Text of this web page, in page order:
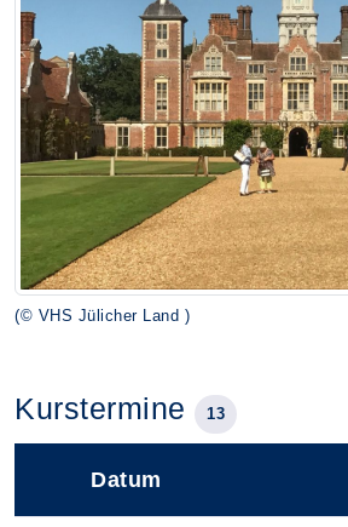
(© VHS Jülicher Land )
Kurstermine 13
Datum